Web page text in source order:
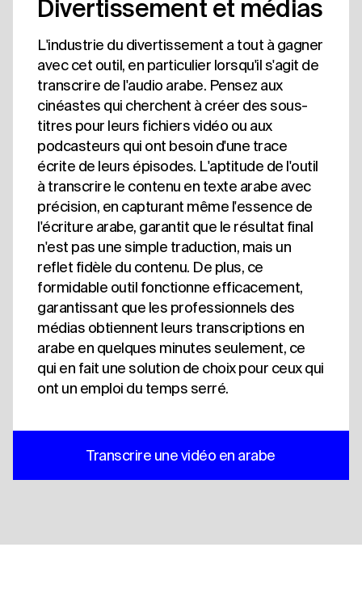
Divertissement et médias
L'industrie du divertissement a tout à gagner
avec cet outil, en particulier lorsqu'il s'agit de
transcrire de l'audio arabe. Pensez aux
cinéastes qui cherchent à créer des sous-
titres pour leurs fichiers vidéo ou aux
podcasteurs qui ont besoin d'une trace
écrite de leurs épisodes. L'aptitude de l'outil
à transcrire le contenu en texte arabe avec
précision, en capturant même l'essence de
l'écriture arabe, garantit que le résultat final
n'est pas une simple traduction, mais un
reflet fidèle du contenu. De plus, ce
formidable outil fonctionne efficacement,
garantissant que les professionnels des
médias obtiennent leurs transcriptions en
arabe en quelques minutes seulement, ce
qui en fait une solution de choix pour ceux qui
ont un emploi du temps serré.
Transcrire une vidéo en arabe